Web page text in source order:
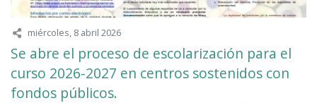
miércoles, 8 abril 2026
Se abre el proceso de escolarización para el
curso 2026-2027 en centros sostenidos con
fondos públicos.